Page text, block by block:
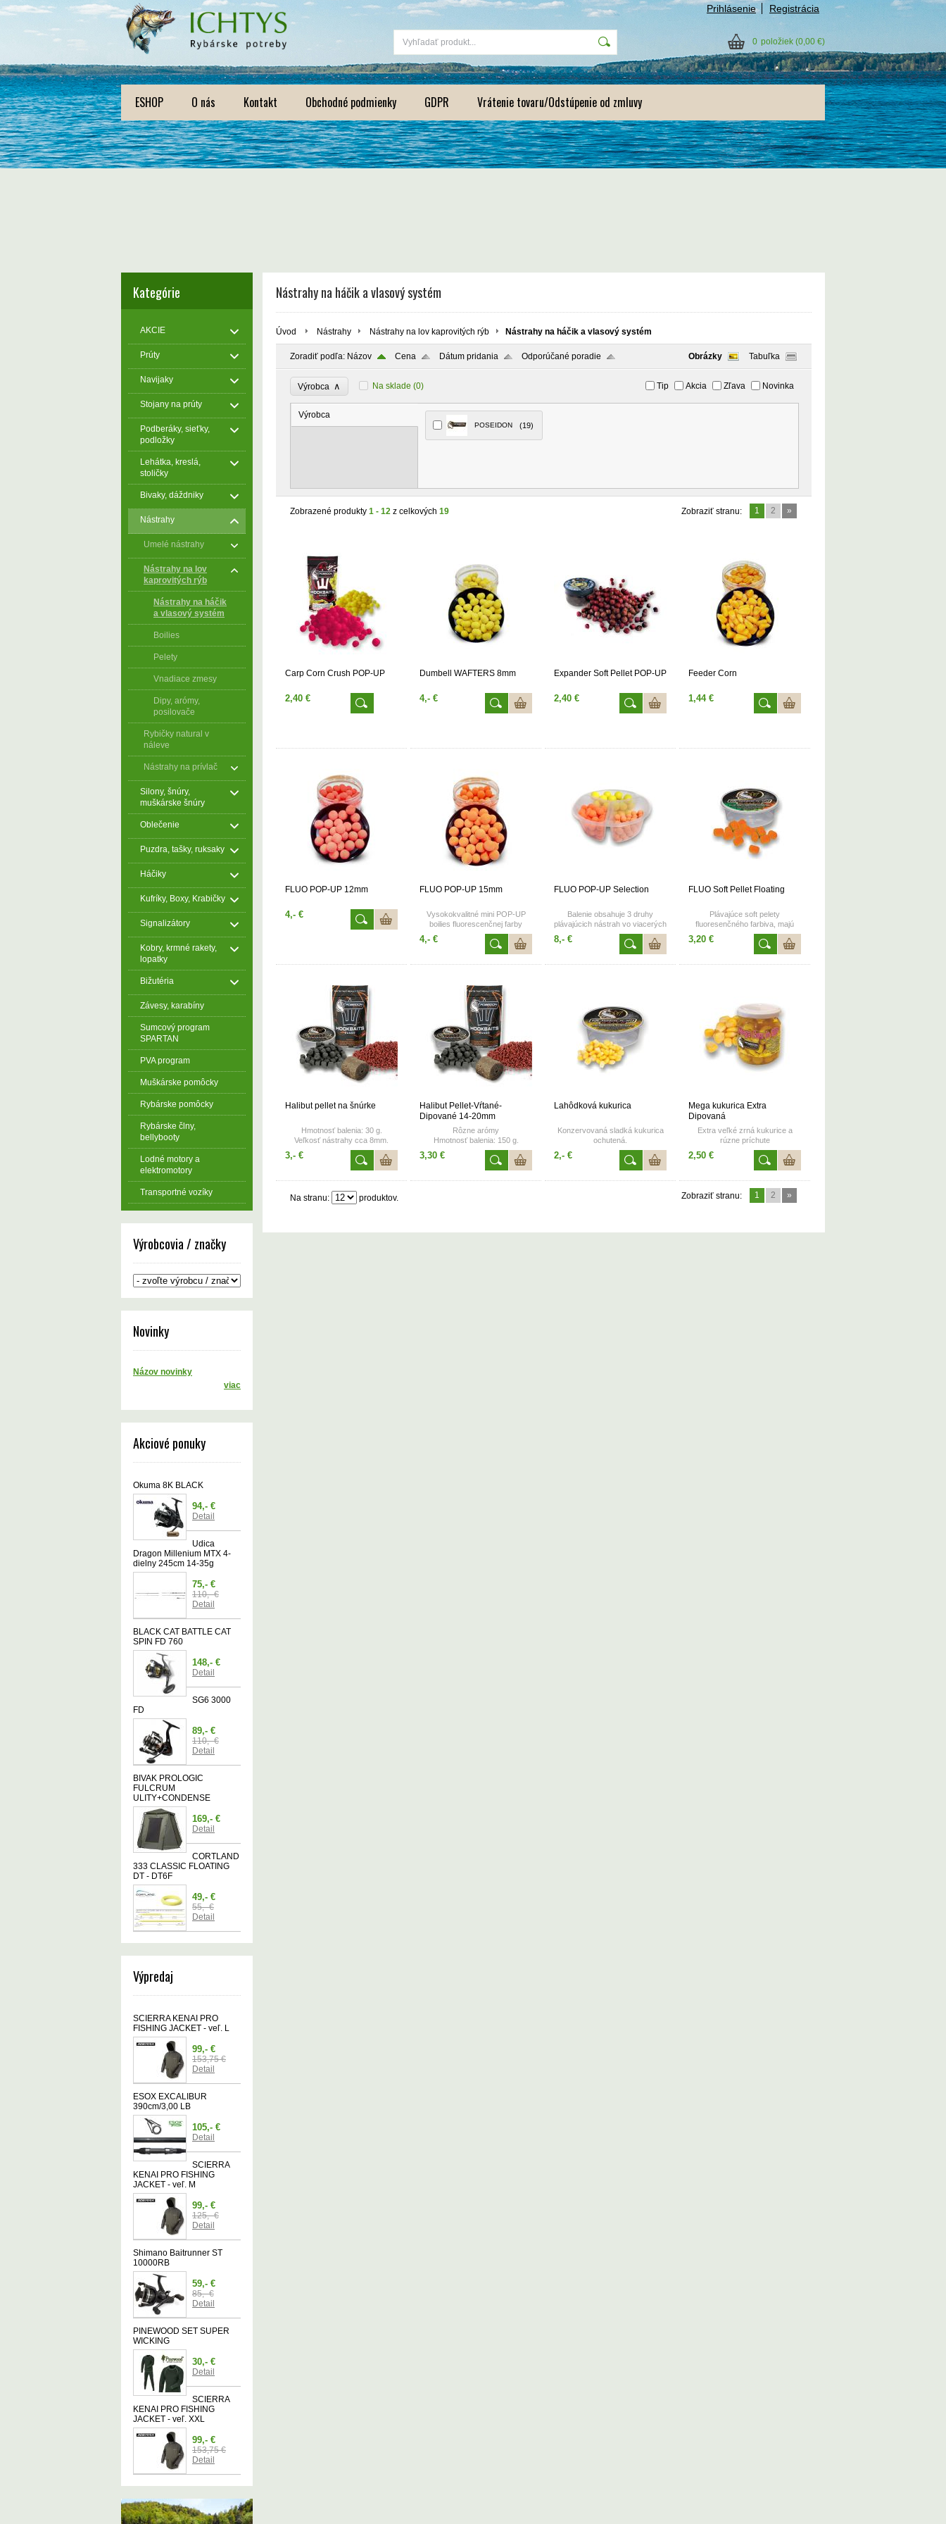
Prihlásenie Registrácia
0 položiek (0,00 €)
ESHOP O nás Kontakt Obchodné podmienky GDPR Vrátenie tovaru/Odstúpenie od zmluvy
Kategórie
AKCIE
Prúty
Navijaky
Stojany na prúty
Podberáky, sieťky,
podložky
Lehátka, kreslá,
stoličky
Bivaky, dáždniky
Nástrahy
Umelé nástrahy
Nástrahy na lov
kaprovitých rýb
Nástrahy na háčik
a vlasový systém
Boilies
Pelety
Vnadiace zmesy
Dipy, arómy,
posilovače
Rybičky natural v
náleve
Nástrahy na prívlač
Silony, šnúry,
muškárske šnúry
Oblečenie
Puzdra, tašky, ruksaky
Háčiky
Kufríky, Boxy, Krabičky
Signalizátory
Kobry, krmné rakety,
lopatky
Bižutéria
Závesy, karabíny
Sumcový program
SPARTAN
PVA program
Muškárske pomôcky
Rybárske pomôcky
Rybárske člny,
bellybooty
Lodné motory a
elektromotory
Transportné vozíky
Výrobcovia / značky
Novinky
Názov novinky
viac
Akciové ponuky
Okuma 8K BLACK
94,- €
Detail
Udica
Dragon Millenium MTX 4-
dielny 245cm 14-35g
75,- €
110,- €
Detail
BLACK CAT BATTLE CAT
SPIN FD 760
148,- €
Detail
SG6 3000
FD
89,- €
110,- €
Detail
BIVAK PROLOGIC
FULCRUM
ULITY+CONDENSE
169,- €
Detail
CORTLAND
333 CLASSIC FLOATING
DT - DT6F
49,- €
55,- €
Detail
Výpredaj
SCIERRA KENAI PRO
FISHING JACKET - veľ. L
99,- €
153,75 €
Detail
ESOX EXCALIBUR
390cm/3,00 LB
105,- €
Detail
SCIERRA
KENAI PRO FISHING
JACKET - veľ. M
99,- €
125,- €
Detail
Shimano Baitrunner ST
10000RB
59,- €
85,- €
Detail
PINEWOOD SET SUPER
WICKING
30,- €
Detail
SCIERRA
KENAI PRO FISHING
JACKET - veľ. XXL
99,- €
153,75 €
Detail
Nástrahy na háčik a vlasový systém
Úvod Nástrahy Nástrahy na lov kaprovitých rýb Nástrahy na háčik a vlasový systém
Zoradiť podľa: Názov Cena Dátum pridania Odporúčané poradie Obrázky Tabuľka
Výrobca ∧ Na sklade (0) Tip Akcia Zľava Novinka
Výrobca
POSEIDON (19)
Zobrazené produkty 1 - 12 z celkových 19 Zobraziť stranu: 1 2 »
Carp Corn Crush POP-UP
2,40 €
Dumbell WAFTERS 8mm
4,- €
Expander Soft Pellet POP-UP
2,40 €
Feeder Corn
1,44 €
FLUO POP-UP 12mm
4,- €
FLUO POP-UP 15mm
Vysokokvalitné mini POP-UP
boilies fluorescenčnej farby
Balenie 30g/1bal.
4,- €
FLUO POP-UP Selection
Balenie obsahuje 3 druhy
plávajúcich nástrah vo viacerých
farbách a rozmeroch 12-15mm
Hmostnosť balenia:90 g.
8,- €
FLUO Soft Pellet Floating
Plávajúce soft pelety
fluoresenčného farbiva, majú
veľmi silný chuťový, pachový a
optický účinok.
Hmotnosť balenia: 50g.
3,20 €
Halibut pellet na šnúrke
Hmotnosť balenia: 30 g.
Veľkosť nástrahy cca 8mm.
3,- €
Halibut Pellet-Vŕtané-
Dipované 14-20mm
Rôzne arómy
Hmotnosť balenia: 150 g.
Veľkosť nástrhy: 14- 20 mm.
3,30 €
Lahôdková kukurica
Konzervovaná sladká kukurica
ochutená.
Hmotnosť balenia: 100g.
2,- €
Mega kukurica Extra
Dipovaná
Extra veľké zrná kukurice a
rúzne príchute
Hmotnosť balenia: 220 ml
2,50 €
Na stranu: produktov. Zobraziť stranu: 1 2 »